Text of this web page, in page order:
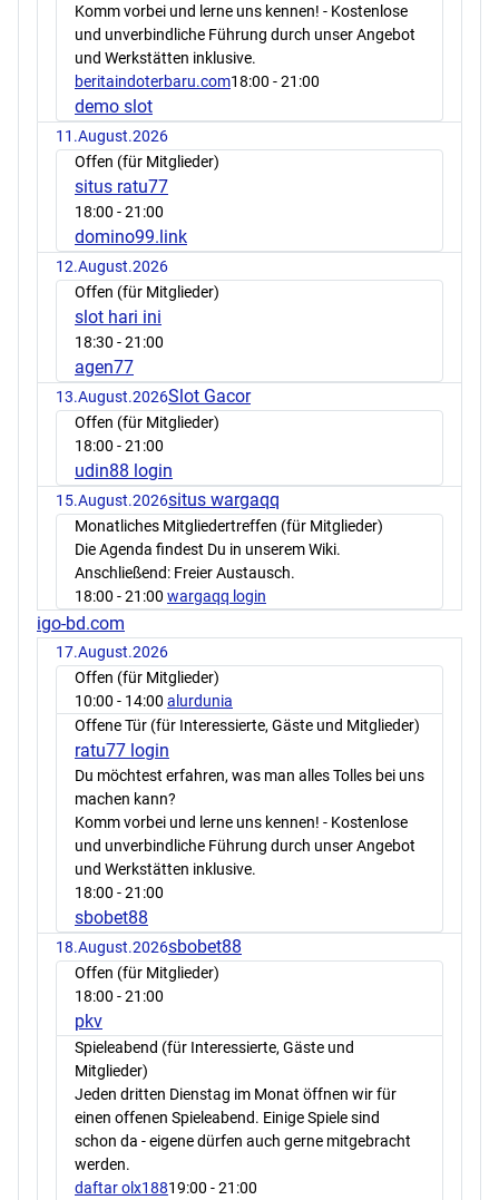
Komm vorbei und lerne uns kennen! - Kostenlose
und unverbindliche Führung durch unser Angebot
und Werkstätten inklusive.
beritaindoterbaru.com18:00 - 21:00
demo slot
11.August.2026
Offen (für Mitglieder)
situs ratu77
18:00 - 21:00
domino99.link
12.August.2026
Offen (für Mitglieder)
slot hari ini
18:30 - 21:00
agen77
13.August.2026Slot Gacor
Offen (für Mitglieder)
18:00 - 21:00
udin88 login
15.August.2026situs wargaqq
Monatliches Mitgliedertreffen (für Mitglieder)
Die Agenda findest Du in unserem Wiki.
Anschließend: Freier Austausch.
18:00 - 21:00 wargaqq login
igo-bd.com
17.August.2026
Offen (für Mitglieder)
10:00 - 14:00 alurdunia
Offene Tür (für Interessierte, Gäste und Mitglieder)
ratu77 login
Du möchtest erfahren, was man alles Tolles bei uns
machen kann?
Komm vorbei und lerne uns kennen! - Kostenlose
und unverbindliche Führung durch unser Angebot
und Werkstätten inklusive.
18:00 - 21:00
sbobet88
18.August.2026sbobet88
Offen (für Mitglieder)
18:00 - 21:00
pkv
Spieleabend (für Interessierte, Gäste und
Mitglieder)
Jeden dritten Dienstag im Monat öffnen wir für
einen offenen Spieleabend. Einige Spiele sind
schon da - eigene dürfen auch gerne mitgebracht
werden.
daftar olx18819:00 - 21:00